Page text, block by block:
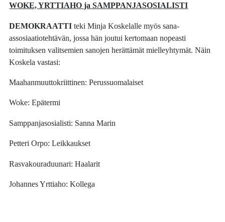
WOKE, YRTTIAHO ja SAMPPANJASOSIALISTI
DEMOKRAATTI teki Minja Koskelalle myös sana-
assosiaatiotehtävän, jossa hän joutui kertomaan nopeasti
toimituksen valitsemien sanojen herättämät mielleyhtymät. Näin
Koskela vastasi:
Maahanmuuttokriittinen: Perussuomalaiset
Woke: Epätermi
Samppanjasosialisti: Sanna Marin
Petteri Orpo: Leikkaukset
Rasvakouraduunari: Haalarit
Johannes Yrttiaho: Kollega